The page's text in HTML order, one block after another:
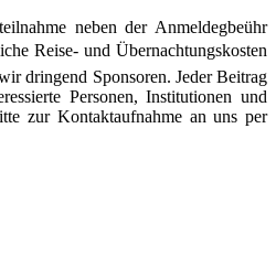
neben der Anmeldegbeühr
Reise- und Übernachtungskosten
dringend Sponsoren. Jeder Beitrag
Personen, Institutionen und
zur Kontaktaufnahme an uns per